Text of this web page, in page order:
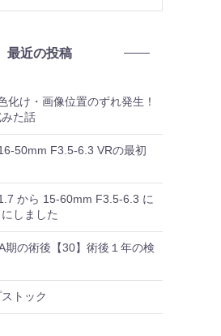
最近の投稿
化け・画像位置のずれ発生！
た話
50mm F3.5-6.3 VRの最初
から 15-60mm F3.5-6.3 に
しました
期の術後【30】術後１年の検
トック